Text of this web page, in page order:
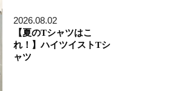
2026.08.02
【夏のTシャツはこ
れ！】ハイツイストTシ
ャツ